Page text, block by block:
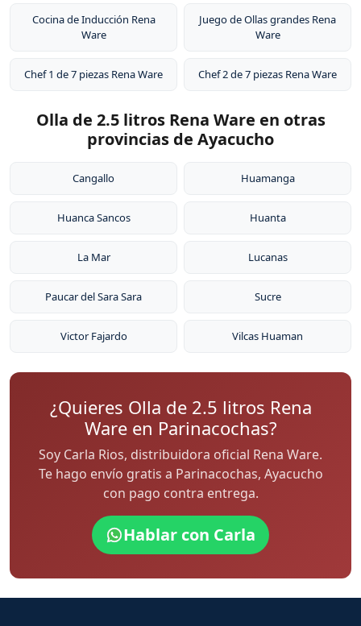
Cocina de Inducción Rena
Ware
Juego de Ollas grandes Rena
Ware
Chef 1 de 7 piezas Rena Ware Chef 2 de 7 piezas Rena Ware
Olla de 2.5 litros Rena Ware en otras
provincias de Ayacucho
Cangallo Huamanga
Huanca Sancos Huanta
La Mar Lucanas
Paucar del Sara Sara Sucre
Victor Fajardo Vilcas Huaman
¿Quieres Olla de 2.5 litros Rena
Ware en Parinacochas?
Soy Carla Rios, distribuidora oficial Rena Ware.
Te hago envío gratis a Parinacochas, Ayacucho
con pago contra entrega.
Hablar con Carla